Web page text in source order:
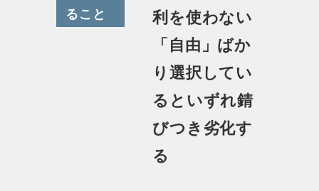
ること
利を使わない
「自由」ばか
り選択してい
るといずれ錆
びつき劣化す
る